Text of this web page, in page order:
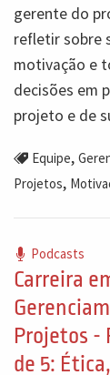
gerente do
refletir sobre
motivação e
decisões em
projeto e de
Equipe,
Projetos,
Podcasts
Carreira
Projetos -
de 5: Ética,